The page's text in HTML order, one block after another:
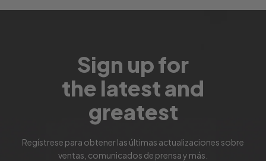
Sign up for
the latest and
greatest
Regístrese para obtener las últimas actualizaciones sobre
ventas, comunicados de prensa y más.